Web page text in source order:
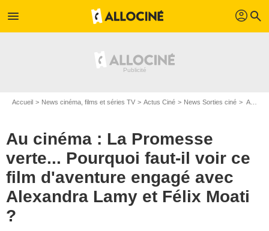
menu profil search
Accueil News cinéma, films et séries TV Actus Ciné News Sorties ciné Au cinéma : La Promesse verte... Pourquoi faut-il voir ce film d'aventure engagé avec Alexandra Lamy et Félix Moati ?
Au cinéma : La Promesse
verte... Pourquoi faut-il voir ce
film d'aventure engagé avec
Alexandra Lamy et Félix Moati
?